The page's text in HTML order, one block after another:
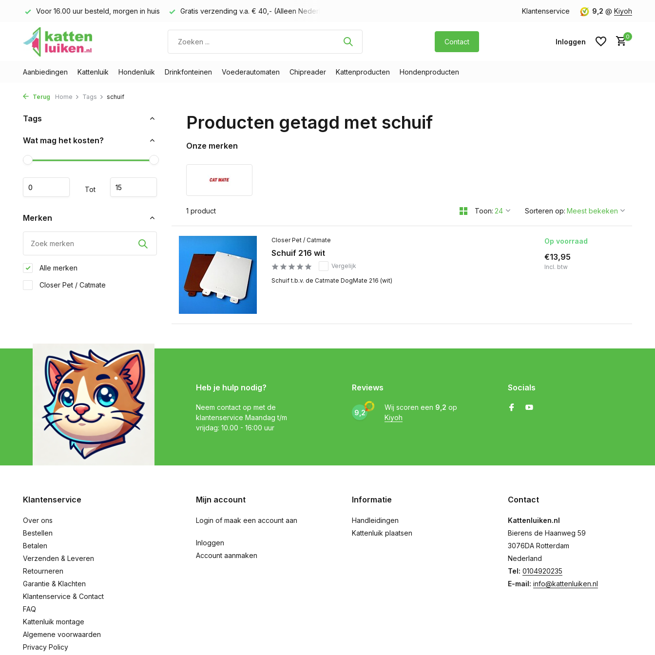
Voor 16.00 uur besteld, morgen in huis Gratis verzending v.a. € 40,- (Alleen Nederland) Gratis verzending v.a. € 40,- (Alleen Nederland)
Klantenservice 9,2 @ Kiyoh
Contact Inloggen
0
Aanbiedingen Kattenluik Hondenluik Drinkfonteinen Voederautomaten Chipreader Kattenproducten Hondenproducten
Terug Home Tags schuif
Tags
Wat mag het kosten?
Tot
Merken
Alle merken
Closer Pet / Catmate
Producten getagd met schuif
Onze merken
1 product Toon: Sorteren op:
Closer Pet / Catmate
Schuif 216 wit
Vergelijk
Schuif t.b.v. de Catmate DogMate 216 (wit)
Op voorraad
€13,95
Incl. btw
Heb je hulp nodig?
Neem contact op met de
klantenservice Maandag t/m
vrijdag: 10.00 - 16:00 uur
Reviews
9,2
Wij scoren een 9,2 op
Kiyoh
Socials
Klantenservice
Over ons
Bestellen
Betalen
Verzenden & Leveren
Retourneren
Garantie & Klachten
Klantenservice & Contact
FAQ
Kattenluik montage
Algemene voorwaarden
Privacy Policy
Mijn account
Login of maak een account aan
Inloggen
Account aanmaken
Informatie
Handleidingen
Kattenluik plaatsen
Contact
Kattenluiken.nl
Bierens de Haanweg 59
3076DA Rotterdam
Nederland
Tel: 0104920235
E-mail: info@kattenluiken.nl